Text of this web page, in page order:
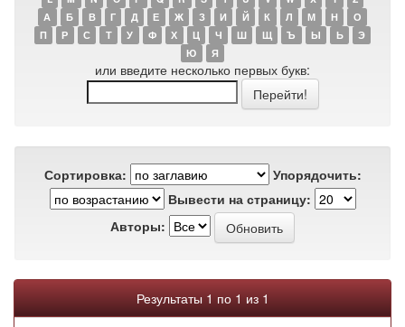
А
Б В Г Д Е Ж З И Й К Л М Н
О
П
Р С Т У Ф Х Ц Ч Ш Щ Ъ Ы Ь
Э
Ю
Я
или введите несколько первых букв:
Сортировка:
Упорядочить:
Вывести на страницу:
Авторы:
Результаты 1 по 1 из 1